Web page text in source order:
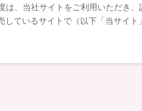
、当社サイトをご利用いただき
しているサイトで（以下「当サイ